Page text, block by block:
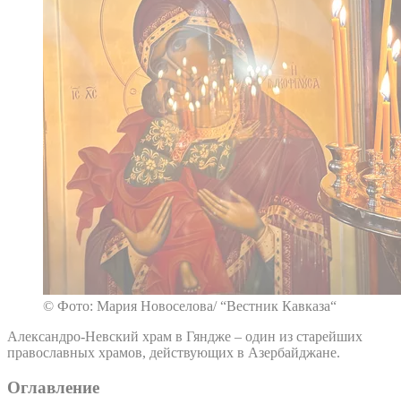
© Фото: Мария Новоселова/ “Вестник Кавказа“
Александро-Невский храм в Гяндже – один из старейших
православных храмов, действующих в Азербайджане.
Оглавление